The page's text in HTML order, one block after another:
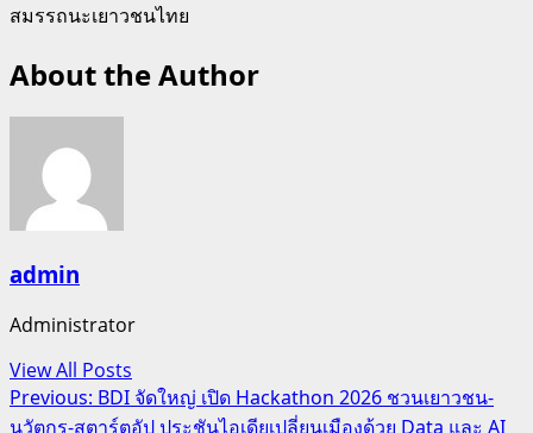
สมรรถนะเยาวชนไทย
About the Author
admin
Administrator
View All Posts
Post
Previous: BDI จัดใหญ่ เปิด Hackathon 2026 ชวนเยาวชน-
นวัตกร-สตาร์ตอัป ประชันไอเดียเปลี่ยนเมืองด้วย Data และ AI